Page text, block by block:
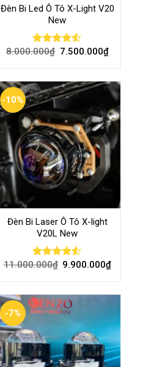
Đèn Bi Led Ô Tô X-Light V20
New
Rated
8.000.000₫ 7.500.000₫
-10%
Đèn Bi Laser Ô Tô X-light
V20L New
Rated
11.000.000₫ 9.900.000₫
-7%